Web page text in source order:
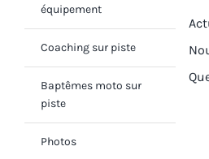
équipement
Coaching sur piste
Baptêmes moto sur
piste
Photos